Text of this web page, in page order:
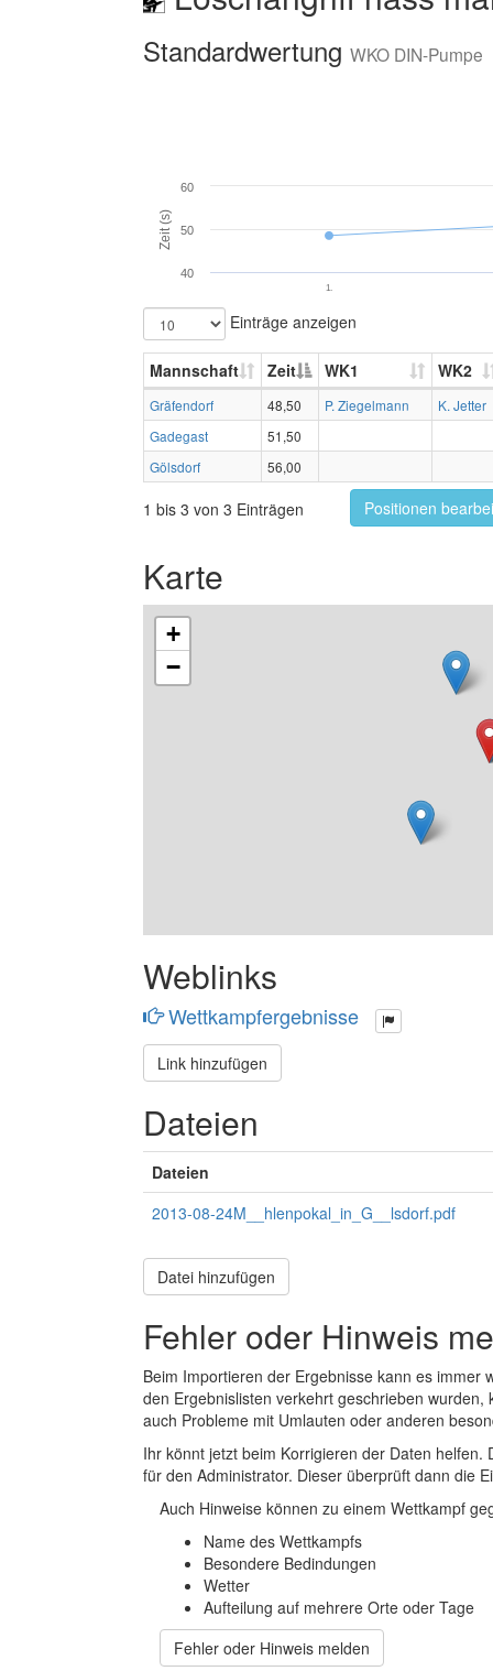
Standardwertung WKO DIN-Pumpe
Zeit (s)
1.
40
50
60
Einträge anzeigen
Mannschaft Zeit WK1 WK2
Gräfendorf 48,50 P. Ziegelmann
K. Jetter
Gadegast
51,50
Gölsdorf
56,00
1 bis 3 von 3 Einträgen Positionen
Karte
+
−
Weblinks
Wettkampfergebnisse
Link hinzufügen
Dateien
Dateien
2013-08-24M__hlenpokal_in_G__lsdorf.pdf
Datei hinzufügen
Fehler oder Hinweis
Beim Importieren der Ergebnisse kann es
den Ergebnislisten verkehrt geschrieben
auch Probleme mit Umlauten oder anderen
Ihr könnt jetzt beim Korrigieren der Daten
für den Administrator. Dieser überprüft dann die
Auch Hinweise können zu einem Wettkampf
Name des Wettkampfs
Besondere Bedindungen
Wetter
Aufteilung auf mehrere Orte oder Tage
Fehler oder Hinweis melden